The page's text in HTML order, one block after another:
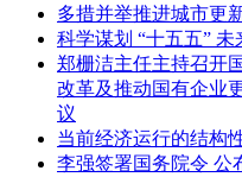
多措并举推进城市更
科学谋划 “十五五”
郑栅洁主任主持召开
改革及推动国有企业
议
当前经济运行的结构
李强签署国务院令 公